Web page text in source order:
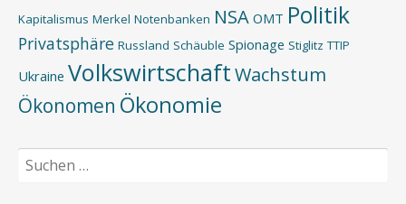
Kapitalismus Merkel Notenbanken NSA OMT Politik
Privatsphäre Russland Schäuble Spionage Stiglitz TTIP
Ukraine VolkswirtschaftWachstum
Ökonomen Ökonomie
Suchen
nach: